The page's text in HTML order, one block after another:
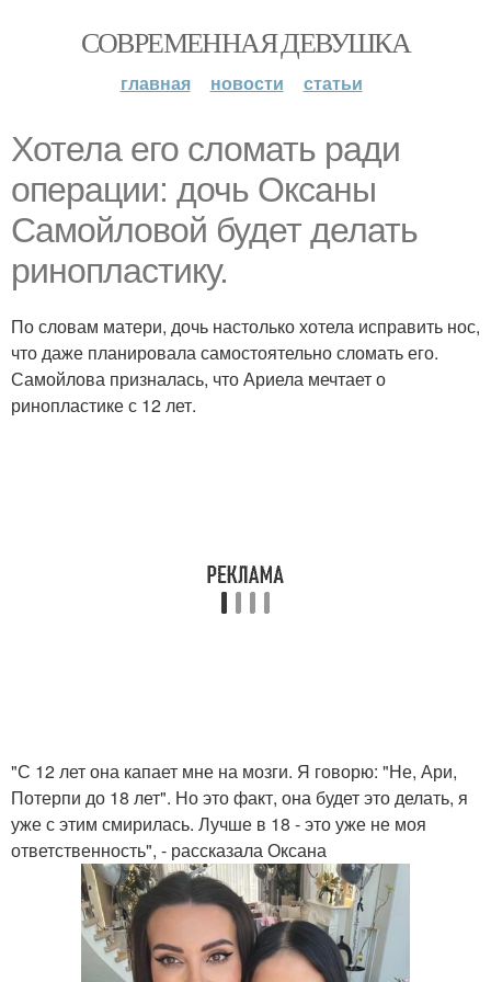
СОВРЕМЕННАЯ ДЕВУШКА
главная новости статьи
Хотела его сломать ради
операции: дочь Оксаны
Самойловой будет делать
ринопластику.
По словам матери, дочь настолько хотела исправить нос,
что даже планировала самостоятельно сломать его.
Самойлова призналась, что Ариела мечтает о
ринопластике с 12 лет.
"С 12 лет она капает мне на мозги. Я говорю: "Не, Ари,
Потерпи до 18 лет". Но это факт, она будет это делать, я
уже с этим смирилась. Лучше в 18 - это уже не моя
ответственность", - рассказала Оксана